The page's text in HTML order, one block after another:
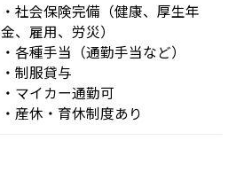
・社会保険完備（健康、厚生年
金、雇用、労災）
・各種手当（通勤手当など）
・制服貸与
・マイカー通勤可
・産休・育休制度あり